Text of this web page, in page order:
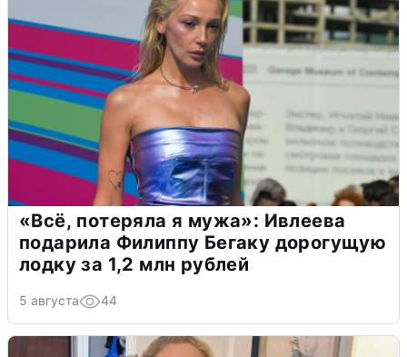
«Всё, потеряла я мужа»: Ивлеева
подарила Филиппу Бегаку дорогущую
лодку за 1,2 млн рублей
5 августа 44